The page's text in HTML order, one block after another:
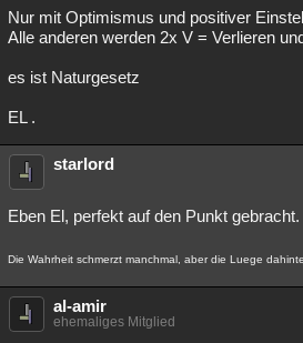
Nur mit Optimismus und positiver
Alle anderen werden 2x V = Verlieren
es ist Naturgesetz
EL .
starlord
Eben El, perfekt auf den Punkt gebracht.
Die Wahrheit schmerzt manchmal, aber die Luege
al-amir
ehemaliges Mitglied